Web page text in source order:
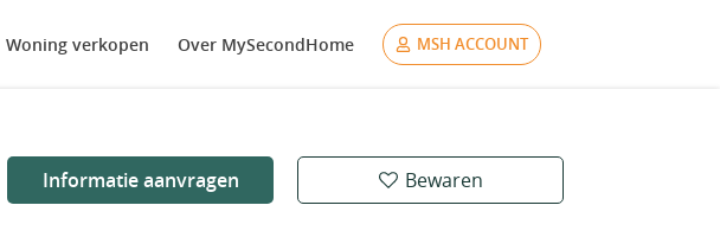
Woning verkopen Over MySecondHome MSH ACCOUNT
Informatie aanvragen Bewaren